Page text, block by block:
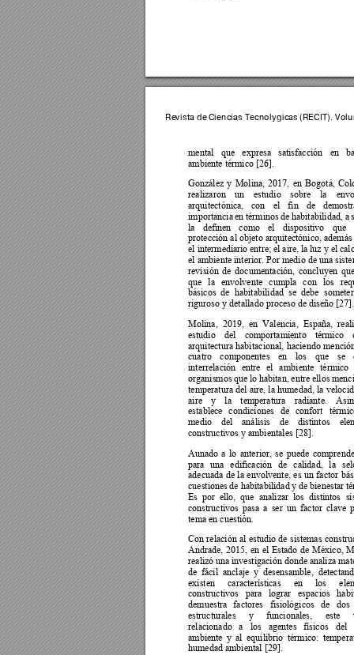
Revista de Ciencias Tecnológicas (RECIT). V
mental que expresa satisfacción en
ambiente térmico [26].
González y Molina, 2017, en Bogotá,
realizaron
un estudio sobre la
arquitectónica,
con el fin de
importancia en términos de habitabilidad, a
la
definen como el dispositivo que
protección al objeto arquitectónico,
el intermediario entre; el aire, la luz y el
el ambiente interior. Por medio de una
revisión de documentación, concluyen
que la envolvente cumpla con los
básicos de habitabilidad se debe
riguroso y detallado proceso de diseño
Molina, 2019, en Valencia, España, re
estudio
del comportamiento térmico
arquitectura habitacional, haciendo
cuatro
componentes en los que se
interrelación entre el ambiente térmico
organismos que lo habitan, entre ellos
temperatura del aire, la humedad, la
aire
y la temperatura radiante.
establece condiciones de confort
medio
del análisis de distintos
constructivos y ambientales [28].
Aunado a lo anterior, se puede
para una edificación de calidad, la
adecuada de la envolvente, es un factor
cuestiones de habitabilidad y de bienestar
Es por ello, que analizar los distintos
constructivos pasa a ser un factor clave
tema en cuestión.
Con relación al estudio de sistemas
Andrade, 2015, en el Estado de México,
realizó una investigación donde analiza
de fácil anclaje y desensamble,
existen
características en los
constructivos para lograr espacios
demuestra factores fisiológicos de dos
estructurales
y funcionales, este
relacionado a los agentes físicos del
ambiente y al equilibrio térmico:
humedad ambiental [29].